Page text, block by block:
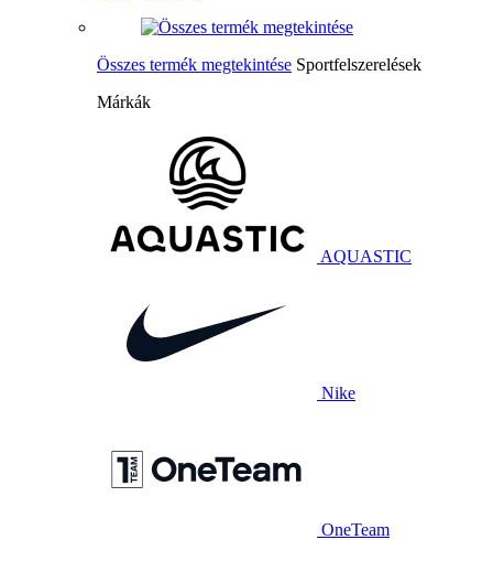
Összes termék megtekintése Sportfelszerelések
Márkák
AQUASTIC
Nike
OneTeam